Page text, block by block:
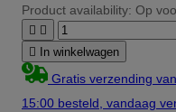
Product availability: Op
 
 In winkelwagen
Gratis verzending
15:00 besteld, vandaag